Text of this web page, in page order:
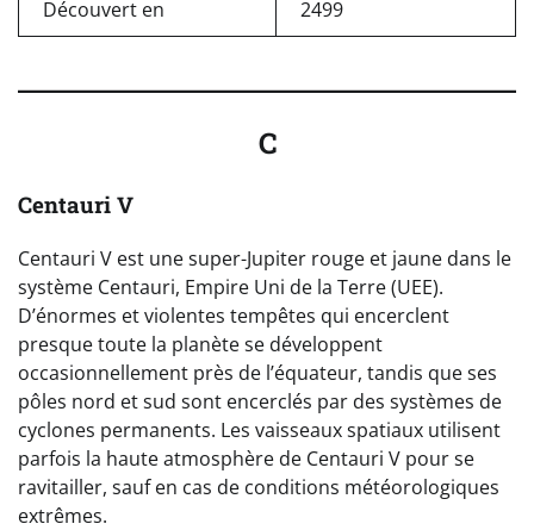
Découvert en 2499
C
Centauri V
Centauri V est une super-Jupiter rouge et jaune dans le
système Centauri, Empire Uni de la Terre (UEE).
D’énormes et violentes tempêtes qui encerclent
presque toute la planète se développent
occasionnellement près de l’équateur, tandis que ses
pôles nord et sud sont encerclés par des systèmes de
cyclones permanents. Les vaisseaux spatiaux utilisent
parfois la haute atmosphère de Centauri V pour se
ravitailler, sauf en cas de conditions météorologiques
extrêmes.